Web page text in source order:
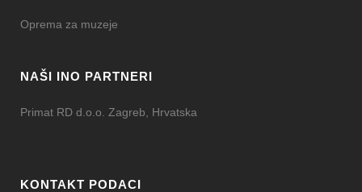
Oprema za muzeje
NAŠI INO PARTNERI
Primat RD d.o.o. Zagreb, Hrvatska
KONTAKT PODACI